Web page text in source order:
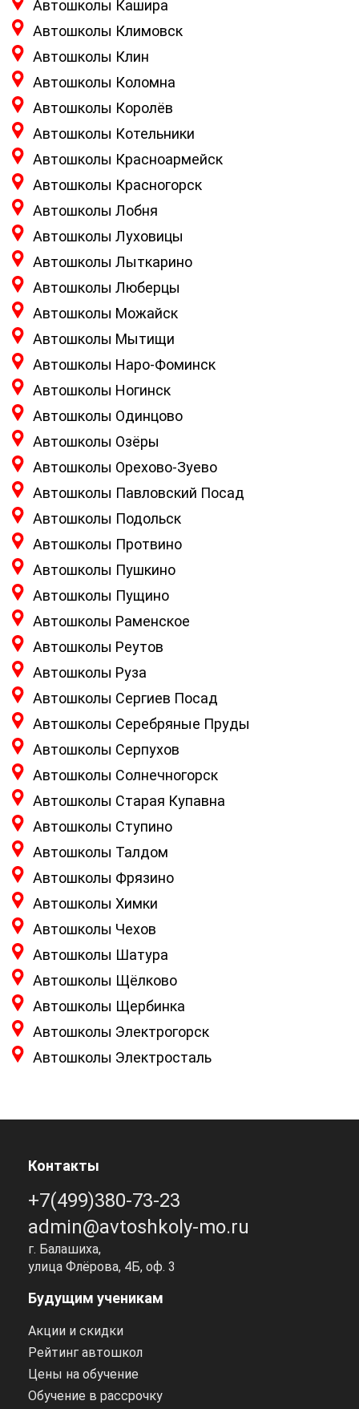
Автошколы Кашира
Автошколы Климовск
Автошколы Клин
Автошколы Коломна
Автошколы Королёв
Автошколы Котельники
Автошколы Красноармейск
Автошколы Красногорск
Автошколы Лобня
Автошколы Луховицы
Автошколы Лыткарино
Автошколы Люберцы
Автошколы Можайск
Автошколы Мытищи
Автошколы Наро-Фоминск
Автошколы Ногинск
Автошколы Одинцово
Автошколы Озёры
Автошколы Орехово-Зуево
Автошколы Павловский Посад
Автошколы Подольск
Автошколы Протвино
Автошколы Пушкино
Автошколы Пущино
Автошколы Раменское
Автошколы Реутов
Автошколы Руза
Автошколы Сергиев Посад
Автошколы Серебряные Пруды
Автошколы Серпухов
Автошколы Солнечногорск
Автошколы Старая Купавна
Автошколы Ступино
Автошколы Талдом
Автошколы Фрязино
Автошколы Химки
Автошколы Чехов
Автошколы Шатура
Автошколы Щёлково
Автошколы Щербинка
Автошколы Электрогорск
Автошколы Электросталь
Контакты
+7(499)380-73-23
admin@avtoshkoly-mo.ru
г. Балашиха,
улица Флёрова, 4Б, оф. 3
Будущим ученикам
Акции и скидки
Рейтинг автошкол
Цены на обучение
Обучение в рассрочку